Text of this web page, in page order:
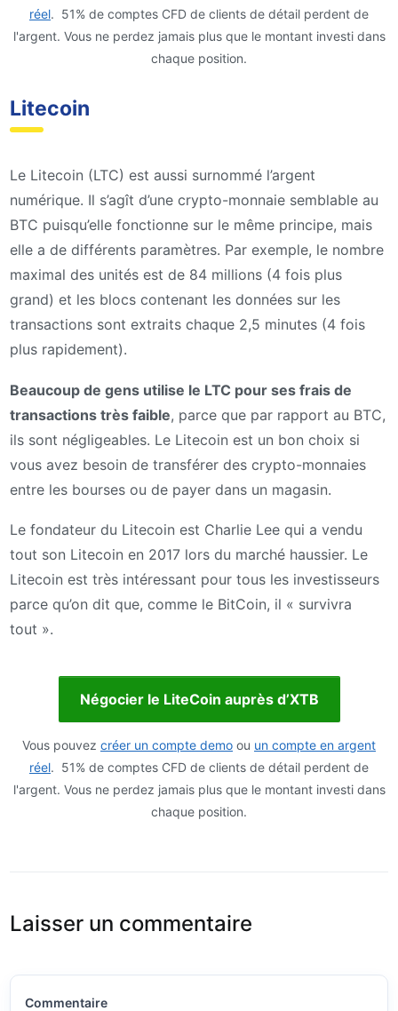
réel. 51% de comptes CFD de clients de détail perdent de
l'argent. Vous ne perdez jamais plus que le montant investi dans
chaque position.
Litecoin
Le Litecoin (LTC) est aussi surnommé l’argent
numérique. Il s’agît d’une crypto-monnaie semblable au
BTC puisqu’elle fonctionne sur le même principe, mais
elle a de différents paramètres. Par exemple, le nombre
maximal des unités est de 84 millions (4 fois plus
grand) et les blocs contenant les données sur les
transactions sont extraits chaque 2,5 minutes (4 fois
plus rapidement).
Beaucoup de gens utilise le LTC pour ses frais de
transactions très faible, parce que par rapport au BTC,
ils sont négligeables. Le Litecoin est un bon choix si
vous avez besoin de transférer des crypto-monnaies
entre les bourses ou de payer dans un magasin.
Le fondateur du Litecoin est Charlie Lee qui a vendu
tout son Litecoin en 2017 lors du marché haussier. Le
Litecoin est très intéressant pour tous les investisseurs
parce qu’on dit que, comme le BitCoin, il « survivra
tout ».
Négocier le LiteCoin auprès d’XTB
Vous pouvez créer un compte demo ou un compte en argent
réel. 51% de comptes CFD de clients de détail perdent de
l'argent. Vous ne perdez jamais plus que le montant investi dans
chaque position.
Laisser un commentaire
Commentaire